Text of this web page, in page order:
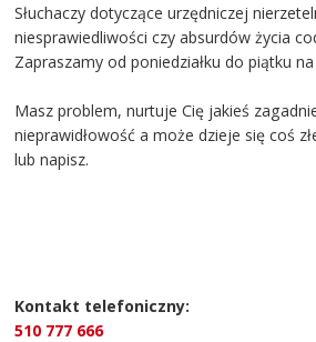
Słuchaczy dotyczące urzędniczej
niesprawiedliwości czy absurdów życia
Zapraszamy od poniedziałku do piątku
Masz problem, nurtuje Cię jakieś
nieprawidłowość a może dzieje się coś
lub napisz.
Kontakt telefoniczny:
510 777 666